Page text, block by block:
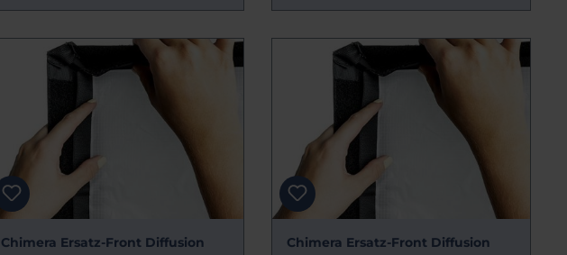
Chimera Ersatz-Front Diffusion
Chimera Ersatz-Front Diffusion